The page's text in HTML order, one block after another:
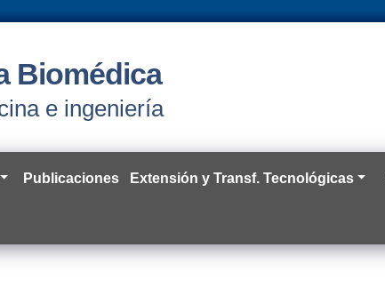
Biomédica
e ingeniería
Publicaciones Extensión y Transf. Tecnológicas